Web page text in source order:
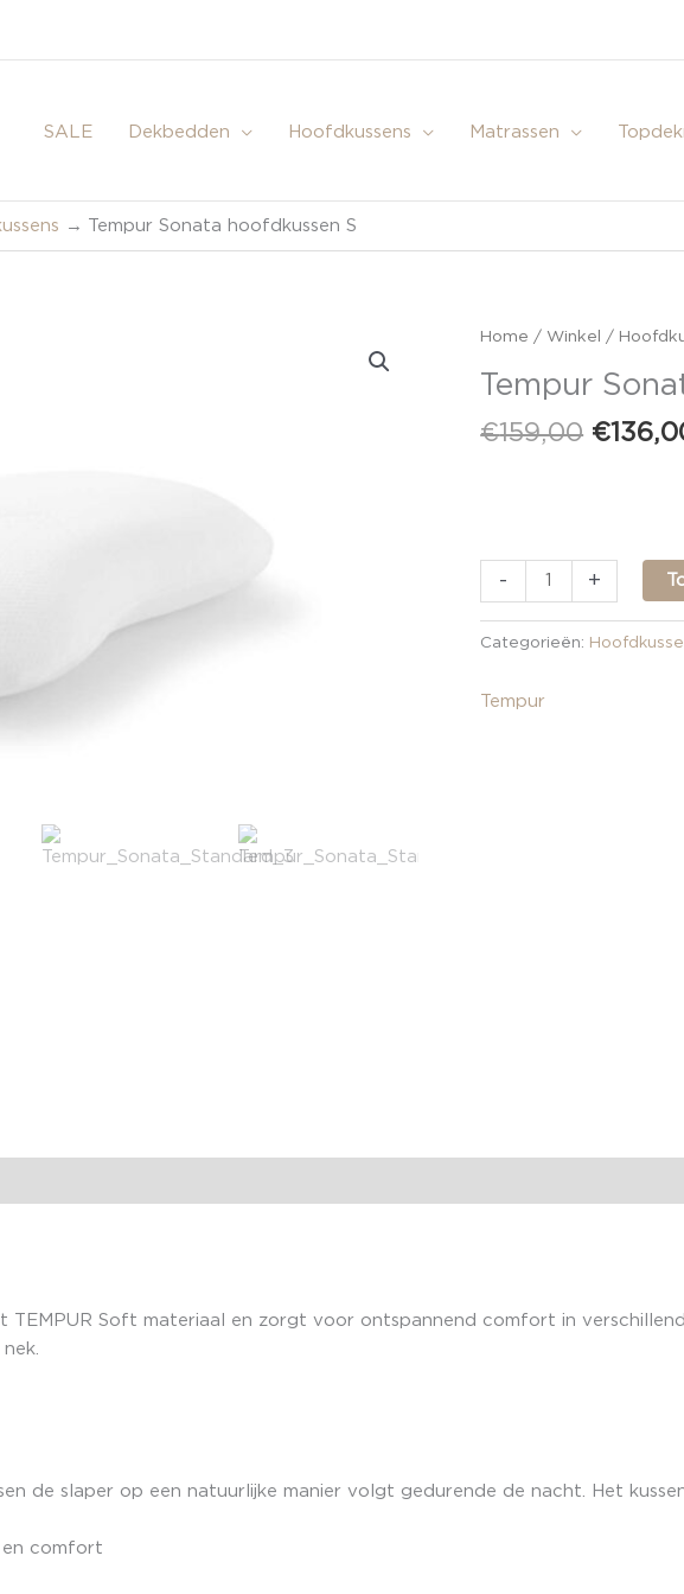
SALE
Dekbedden Hoofdkussens Matrassen
Tempur Sonata hoofdkussen S
Home /Winkel /
Tempur
€159,00
was:
€
-
Tempur
hoofdkussen
S
+
Categorieën:
Tempur
TEMPUR Soft materiaal en zorgt voor ontspannend comfort in
de slaper op een natuurlijke manier volgt gedurende de nacht. Het
en comfort